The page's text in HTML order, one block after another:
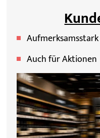
Aufmerksamsstark
Auch für Aktionen